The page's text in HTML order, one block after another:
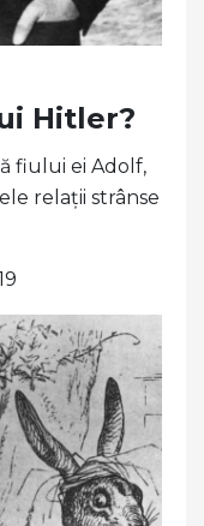
Hitler?
fiului ei Adolf,
relații strânse